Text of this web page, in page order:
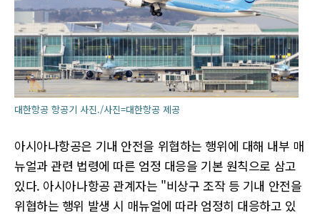
대한항공 항공기 사진./사진=대한항공 제공
아시아나항공은 기내 안전을 위협하는 행위에 대해 내부 매
뉴얼과 관련 법령에 따른 엄정 대응을 기본 원칙으로 삼고
있다. 아시아나항공 관계자는 "비상구 조작 등 기내 안전을
위협하는 행위 발생 시 매뉴얼에 따라 엄정히 대응하고 있